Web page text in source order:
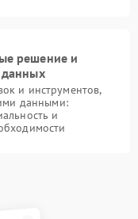
решение и
данных
и инструментов,
данными:
и